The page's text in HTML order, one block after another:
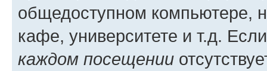
общедоступном компьютере,
кафе, университете и т.д.
каждом посещении